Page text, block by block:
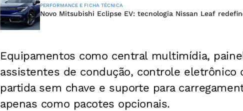
PERFORMANCE E FICHA TÉCNICA
Novo Mitsubishi Eclipse EV: tecnologia Nissan Leaf
Equipamentos como central multimídia,
assistentes de condução, controle eletrônico
partida sem chave e suporte para
apenas como pacotes opcionais.